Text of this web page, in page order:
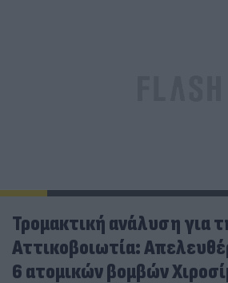
Τρομακτική ανάλυση για
Αττικοβοιωτία:
6 ατομικών βομβών